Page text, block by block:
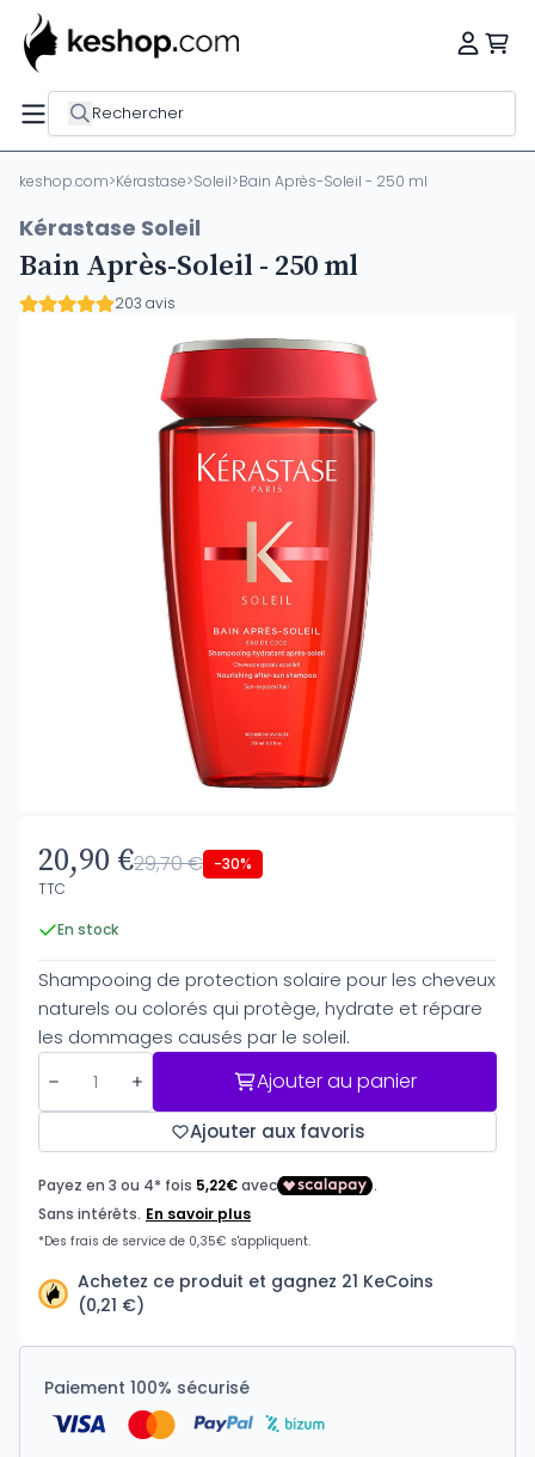
Rechercher
keshop.com>Kérastase>Soleil>Bain Après-Soleil - 250 ml
Kérastase Soleil
Bain Après-Soleil - 250 ml
203 avis
20,90 €29,70 € -30%
TTC
En stock
Shampooing de protection solaire pour les cheveux
naturels ou colorés qui protège, hydrate et répare
les dommages causés par le soleil.
Ajouter au panier
Ajouter aux favoris
Achetez ce produit et gagnez 21 KeCoins
(0,21 €)
Paiement 100% sécurisé